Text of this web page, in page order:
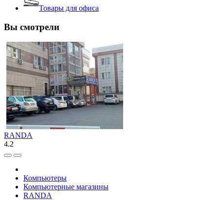
Товары для офиса
Вы смотрели
RANDA
4.2
Компьютеры
Компьютерные магазины
RANDA